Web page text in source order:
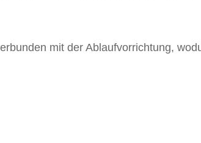
mit der Ablaufvorrichtung,